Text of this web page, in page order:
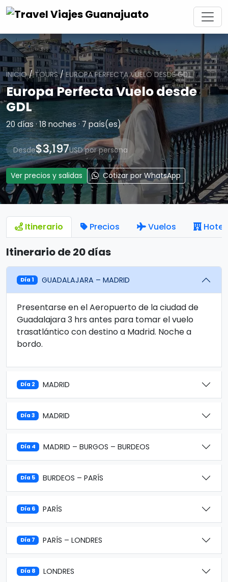
INICIO/TOURS/EUROPA PERFECTA VUELO DESDE GDL
Europa Perfecta Vuelo desde
GDL
20 días · 18 noches · 7 país(es)
Desde$3,197USD por persona
Ver precios y salidas Cotizar por WhatsApp
Itinerario Precios Vuelos
Itinerario de 20 días
Día 1 GUADALAJARA – MADRID
Presentarse en el Aeropuerto de la ciudad de
Guadalajara 3 hrs antes para tomar el vuelo
trasatlántico con destino a Madrid. Noche a
bordo.
Día 2 MADRID
Día 3 MADRID
Día 4 MADRID – BURGOS – BURDEOS
Día 5 BURDEOS – PARÍS
Día 6 PARÍS
Día 7 PARÍS – LONDRES
Día 8 LONDRES